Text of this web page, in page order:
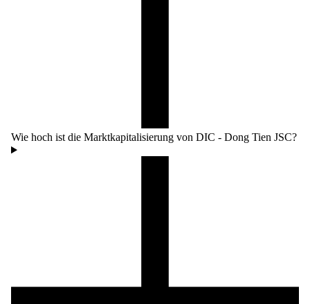
Wie hoch ist die Marktkapitalisierung von DIC - Dong Tien JSC?